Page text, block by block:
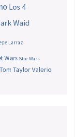
Los 4
Waid
Larraz
Wars Star Wars
Tom TaylorValerio